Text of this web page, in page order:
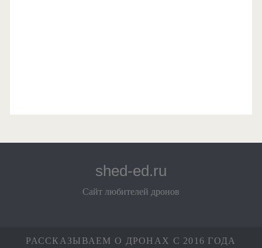
shed-ed.ru
Сайт любителей дронов
РАССКАЗЫВАЕМ О ДРОНАХ С 2016 ГОДА